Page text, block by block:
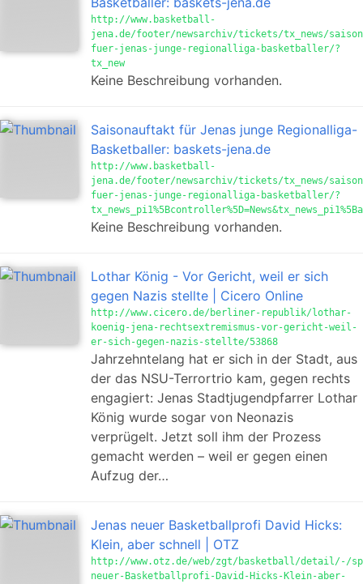
http://www.basketball-
jena.de/footer/newsarchiv/tickets/tx_news/
fuer-jenas-junge-regionalliga-basketballer/?
tx_new
Keine Beschreibung vorhanden.
Saisonauftakt für Jenas junge Regionalliga-
Basketballer: baskets-jena.de
http://www.basketball-
jena.de/footer/newsarchiv/tickets/tx_news/
fuer-jenas-junge-regionalliga-basketballer/?
Keine Beschreibung vorhanden.
Lothar König - Vor Gericht, weil er sich
gegen Nazis stellte | Cicero Online
http://www.cicero.de/berliner-republik/lothar-
koenig-jena-rechtsextremismus-vor-gericht-weil-
er-sich-gegen-nazis-stellte/53868
Jahrzehntelang hat er sich in der Stadt, aus
der das NSU-Terrortrio kam, gegen rechts
engagiert: Jenas Stadtjugendpfarrer Lothar
König wurde sogar von Neonazis
verprügelt. Jetzt soll ihm der Prozess
gemacht werden – weil er gegen einen
Aufzug der…
Jenas neuer Basketballprofi David Hicks:
Klein, aber schnell | OTZ
http://www.otz.de/web/zgt/basketball/detail/-/
neuer-Basketballprofi-David-Hicks-Klein-aber-